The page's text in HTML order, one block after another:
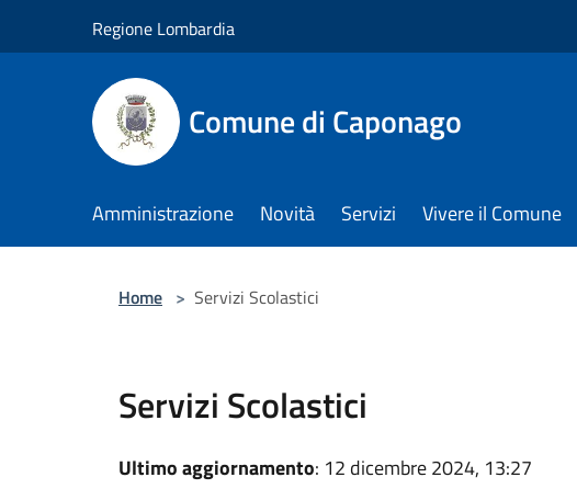
Regione Lombardia
Comune di Caponago
Amministrazione Novità Servizi Vivere il Comune
Home > Servizi Scolastici
Servizi Scolastici
Ultimo aggiornamento: 12 dicembre 2024, 13:27